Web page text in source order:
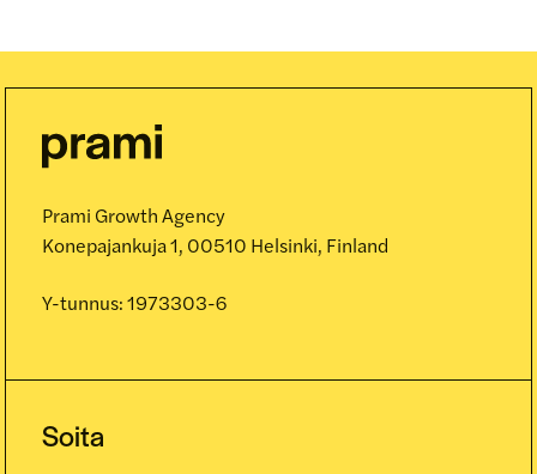
Prami Growth Agency
Konepajankuja 1, 00510 Helsinki, Finland
Y-tunnus: 1973303-6
Soita